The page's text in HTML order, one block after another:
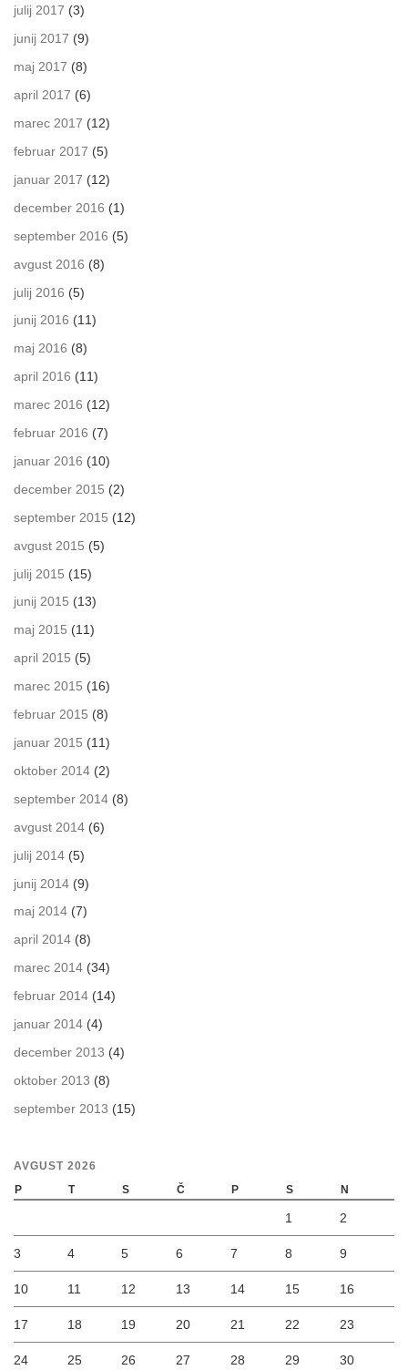
julij 2017 (3)
junij 2017 (9)
maj 2017 (8)
april 2017 (6)
marec 2017 (12)
februar 2017 (5)
januar 2017 (12)
december 2016 (1)
september 2016 (5)
avgust 2016 (8)
julij 2016 (5)
junij 2016 (11)
maj 2016 (8)
april 2016 (11)
marec 2016 (12)
februar 2016 (7)
januar 2016 (10)
december 2015 (2)
september 2015 (12)
avgust 2015 (5)
julij 2015 (15)
junij 2015 (13)
maj 2015 (11)
april 2015 (5)
marec 2015 (16)
februar 2015 (8)
januar 2015 (11)
oktober 2014 (2)
september 2014 (8)
avgust 2014 (6)
julij 2014 (5)
junij 2014 (9)
maj 2014 (7)
april 2014 (8)
marec 2014 (34)
februar 2014 (14)
januar 2014 (4)
december 2013 (4)
oktober 2013 (8)
september 2013 (15)
AVGUST 2026
P
T S Č P S N
1 2
3 4 5 6 7 8 9
10 11 12 13 14 15 16
17 18 19 20 21 22 23
24 25 26 27 28 29 30